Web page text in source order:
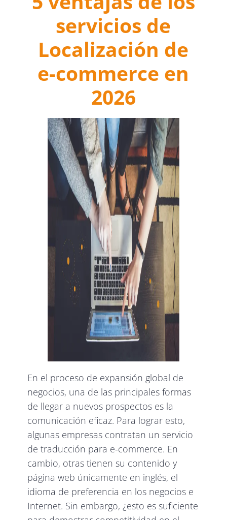
servicios de
Localización de
e-commerce en
2026
En el proceso de expansión global de
negocios, una de las principales formas
de llegar a nuevos prospectos es la
comunicación eficaz. Para lograr esto,
algunas empresas contratan un servicio
de traducción para e-commerce. En
cambio, otras tienen su contenido y
página web únicamente en inglés, el
idioma de preferencia en los negocios e
Internet. Sin embargo, ¿esto es suficiente